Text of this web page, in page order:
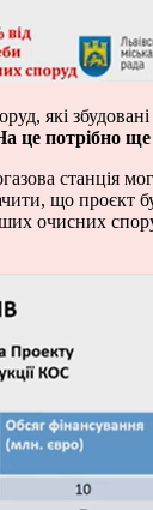
які
це потрібно
станція
що проєкт
очисних